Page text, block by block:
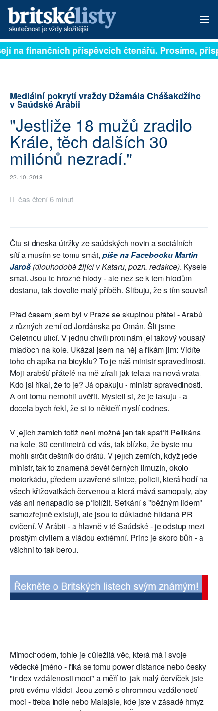
PŘIHLÁSIT
ARCHIV
ROZHOVORY
TÉMATA
NEJČTENĚJŠÍ ZA 7 DNÍ
RUBRIKY
PLNÁ VERZE STRÁNEK
na finančních příspěvcích čtenářů. Prosíme,
Mediální pokrytí vraždy Džamála Chášakdžího
v Saúdské Arábii
"Jestliže 18 mužů zradilo
Krále, těch dalších 30
miliónů nezradí."
22. 10. 2018
čas čtení 6 minut
Čtu si dneska útržky ze saúdských novin a sociálních
sítí a musím se tomu smát, píše na Facebooku Martin
Jaroš (dlouhodobě žijící v Kataru, pozn. redakce). Kysele
smát. Jsou to hrozné hlody - ale než se k těm hlodům
dostanu, tak dovolte malý příběh. Slibuju, že s tím souvisí!
Před časem jsem byl v Praze se skupinou přátel - Arabů
z různých zemí od Jordánska po Omán. Šli jsme
Celetnou ulicí. V jednu chvíli proti nám jel takový vousatý
mlaďoch na kole. Ukázal jsem na něj a říkám jim: Vidíte
toho chlapíka na bicyklu? To je náš ministr spravedlnosti.
Moji arabští přátelé na mě zírali jak telata na nová vrata.
Kdo jsi říkal, že to je? Já opakuju - ministr spravedlnosti.
A oni tomu nemohli uvěřit. Mysleli si, že je lakuju - a
docela bych řekl, že si to někteří myslí dodnes.
V jejich zemích totiž není možné jen tak spatřit Pelikána
na kole, 30 centimetrů od vás, tak blízko, že byste mu
mohli strčit deštník do drátů. V jejich zemích, když jede
ministr, tak to znamená devět černých limuzín, okolo
motorkádu, předem uzavřené silnice, policii, která hodí na
všech křižovatkách červenou a která mává samopaly, aby
vás ani nenapadlo se přiblížit. Setkání s "běžným lidem"
samozřejmě existují, ale jsou to důkladně hlídaná PR
cvičení. V Arábii - a hlavně v té Saúdské - je odstup mezi
prostým civilem a vládou extrémní. Princ je skoro bůh - a
všichni to tak berou.
Mimochodem, tohle je důležitá věc, která má i svoje
vědecké jméno - říká se tomu power distance nebo česky
"index vzdálenosti moci" a měří to, jak malý červíček jste
proti svému vládci. Jsou země s ohromnou vzdáleností
moci - třeba Indie nebo Malajsie, kde jste v zásadě hmyz